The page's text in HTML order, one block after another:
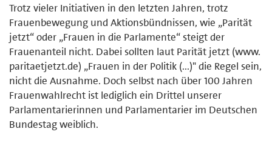
Trotz vieler Initiativen in den letzten Jahren, trotz
Frauenbewegung und Aktionsbündnissen, wie „Parität
jetzt“ oder „Frauen in die Parlamente“ steigt der
Frauenanteil nicht. Dabei sollten laut Parität jetzt (www.
paritaetjetzt.de) „Frauen in der Politik (...)" die Regel sein,
nicht die Ausnahme. Doch selbst nach über 100 Jahren
Frauenwahlrecht ist lediglich ein Drittel unserer
Parlamentarierinnen und Parlamentarier im Deutschen
Bundestag weiblich.